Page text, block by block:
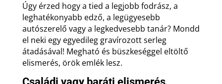
Úgy érzed hogy a tied a legjobb fodrász, a
leghatékonyabb edző, a legügyesebb
autószerelő vagy a legkedvesebb tanár? Mondd
el neki egy egyedileg gravírozott serleg
átadásával! Megható és büszkeséggel eltöltő
elismerés, örök emlék lesz.